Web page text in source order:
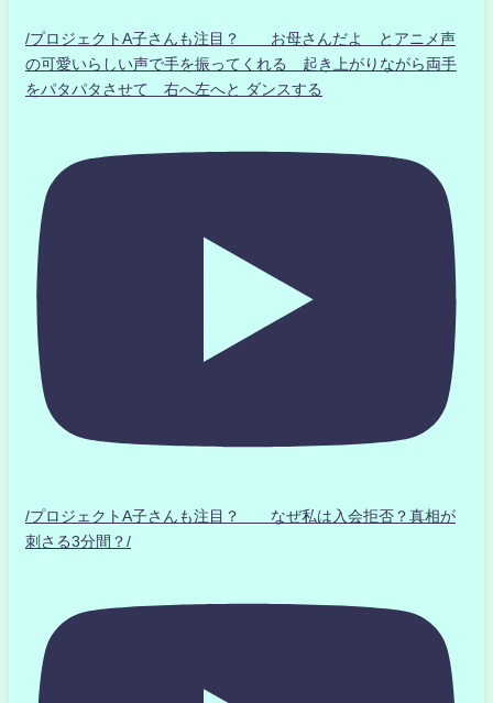
/プロジェクトA子さんも注目？ お母さんだよ とアニメ声
の可愛いらしい声で手を振ってくれる 起き上がりながら両手
をパタパタさせて 右へ左へと ダンスする
/プロジェクトA子さんも注目？ なぜ私は入会拒否？真相が
刺さる3分間？/